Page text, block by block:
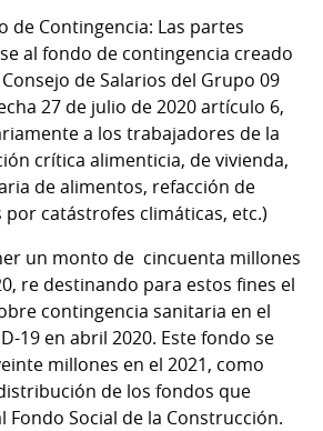
de Contingencia: Las partes
al fondo de contingencia creado
de Salarios del Grupo 09
27 de julio de 2020 artículo 6,
a los trabajadores de la
crítica alimenticia, de vivienda,
de alimentos, refacción de
por catástrofes climáticas, etc.)
un monto de cincuenta millones
re destinando para estos fines el
contingencia sanitaria en el
19 en abril 2020. Este fondo se
millones en el 2021, como
de los fondos que
Fondo Social de la Construcción.